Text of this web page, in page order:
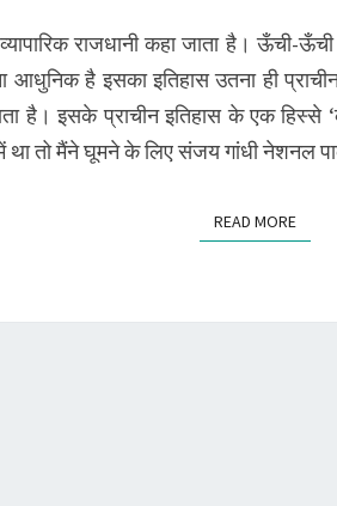
–
कान्हेरी
गुफाएं
राजधानी कहा जाता है। ऊँची-
आधुनिक है इसका इतिहास उतना ही
है। इसके प्राचीन इतिहास के एक हिस्से
तो मैंने घूमने के लिए संजय गांधी नेशनल
READ MOREREAD